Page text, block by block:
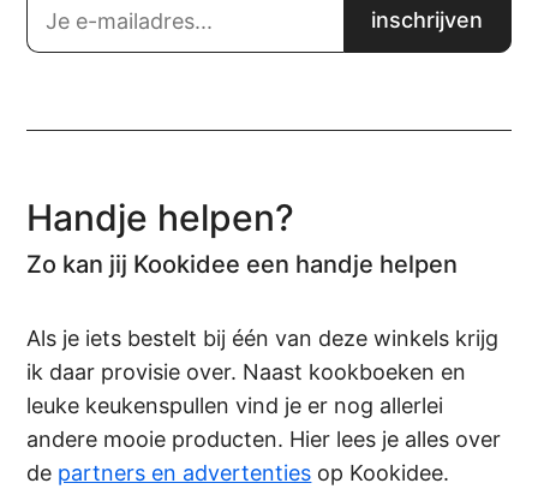
Handje helpen?
Zo kan jij Kookidee een handje helpen
Als je iets bestelt bij één van deze winkels krijg
ik daar provisie over. Naast kookboeken en
leuke keukenspullen vind je er nog allerlei
andere mooie producten. Hier lees je alles over
de partners en advertenties op Kookidee.